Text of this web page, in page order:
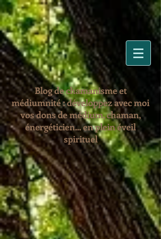
Blog de chamanisme et
médiumnité : développez avec moi
vos dons de médium, chaman,
énergéticien... en plein éveil
spirituel